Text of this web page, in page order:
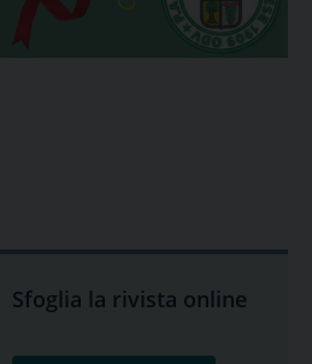
Sfoglia la rivista online